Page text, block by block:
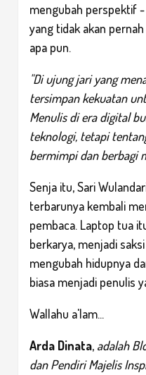
mengubah perspektif
yang tidak akan
apa pun.
"Di ujung jari yang
tersimpan kekuatan
Menulis di era digital
teknologi, tetapi
bermimpi dan berbagi
Senja itu, Sari
terbarunya kembali
pembaca. Laptop tua
berkarya, menjadi
mengubah hidupnya
biasa menjadi penulis
Wallahu a'lam...
Arda Dinata, adalah
dan Pendiri Majelis